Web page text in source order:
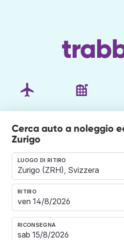
Cerca auto a noleggio
Zurigo
LUOGO DI RITIRO
RITIRO
RICONSEGNA